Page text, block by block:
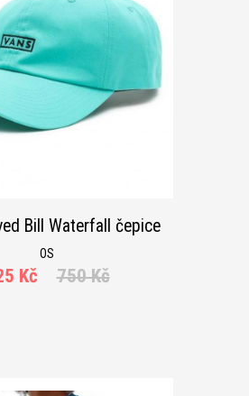
Bill Waterfall čepice
OS
Kč 750 Kč